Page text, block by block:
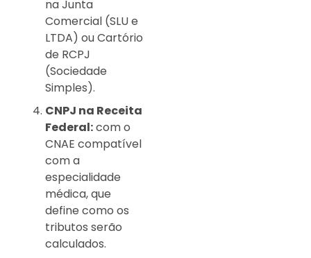
na Junta
Comercial (SLU e
LTDA) ou Cartório
de RCPJ
(Sociedade
Simples).
CNPJ na Receita
Federal:com o
CNAE compatível
com a
especialidade
médica, que
define como os
tributos serão
calculados.